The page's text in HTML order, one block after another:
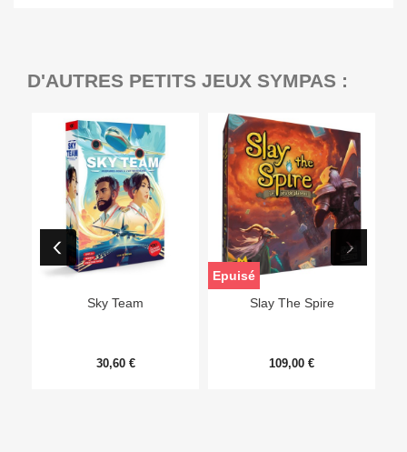
D'AUTRES PETITS JEUX SYMPAS :
Sky Team
30,60 €
Slay The Spire
109,00 €
Epuisé